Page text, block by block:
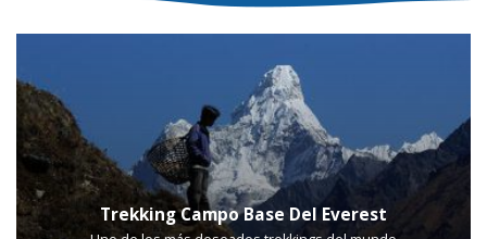
Trekking Campo Base Del Everest